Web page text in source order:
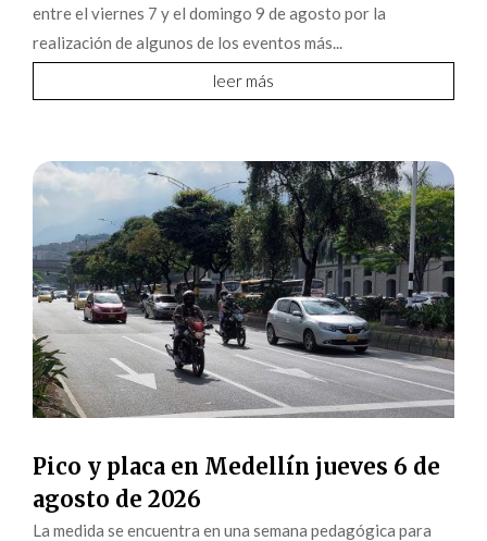
entre el viernes 7 y el domingo 9 de agosto por la
realización de algunos de los eventos más...
leer más
Pico y placa en Medellín jueves 6 de
agosto de 2026
La medida se encuentra en una semana pedagógica para